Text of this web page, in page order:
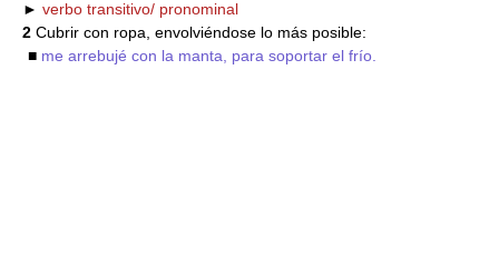
► verbo transitivo/ pronominal
2 Cubrir con ropa, envolviéndose lo más posible:
■ me arrebujé con la manta, para soportar el frío.